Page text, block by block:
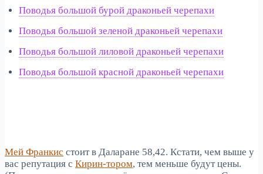
Поводья большой бурой драконьей черепахи
Поводья большой зеленой драконьей черепахи
Поводья большой лиловой драконьей черепахи
Поводья большой красной драконьей черепахи
Мей Франкис стоит в Даларане 58,42. Кстати, чем выше у
вас репутация с Кирин-тором, тем меньше будут цены.